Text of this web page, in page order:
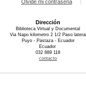
Olvidé mi contraseña
Dirección
Biblioteca Virtual y Documental
Via Napo kilometro 2 1/2 Paso lateral
Puyo - Pastaza - Ecuador
Ecuador
032 889 118
contacto